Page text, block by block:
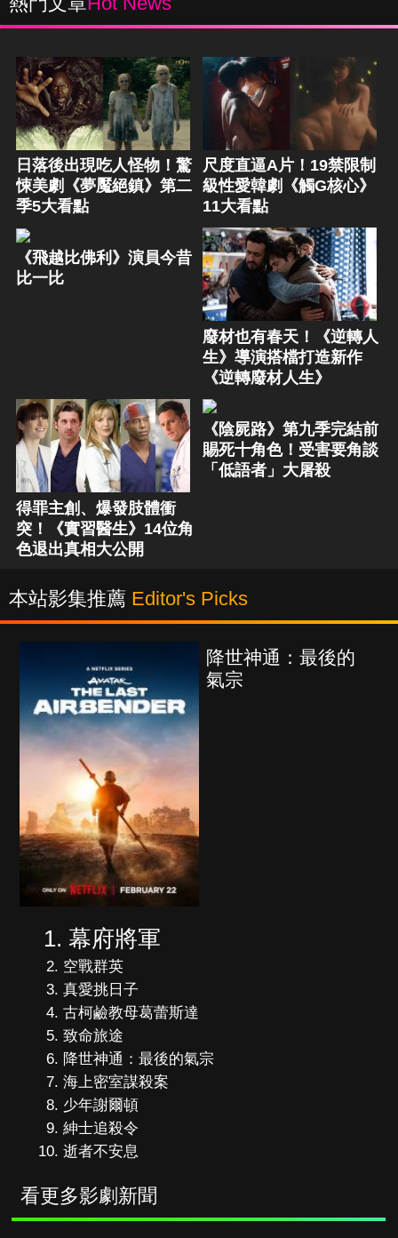
日落後出現吃人怪物！驚
悚美劇《夢魘絕鎮》第二
季5大看點
尺度直逼A片！19禁限制
級性愛韓劇《觸G核心》
11大看點
《飛越比佛利》演員今昔
比一比
廢材也有春天！《逆轉人
生》導演搭檔打造新作
《逆轉廢材人生》
得罪主創、爆發肢體衝
突！《實習醫生》14位角
色退出真相大公開
《陰屍路》第九季完結前
賜死十角色！受害要角談
「低語者」大屠殺
本站影集推薦 Editor's Picks
降世神通：最後的
氣宗
幕府將軍
空戰群英
真愛挑日子
古柯鹼教母葛蕾斯達
致命旅途
降世神通：最後的氣宗
海上密室謀殺案
少年謝爾頓
紳士追殺令
逝者不安息
看更多影劇新聞